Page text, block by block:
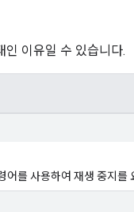
인 이유일 수 있습니다.
어를 사용하여 재생 중지를